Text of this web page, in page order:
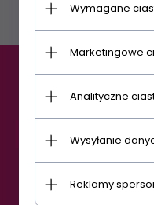
ZAPISZ SIĘ
Chcę zapisać się do
Wymagane
Marketingowe
Analityczne
Wysyłanie
Reklamy